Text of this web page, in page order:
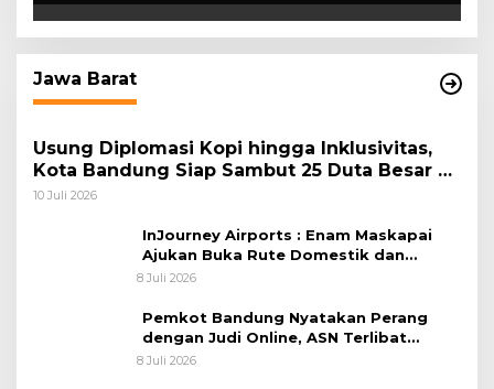
Jawa Barat
Usung Diplomasi Kopi hingga Inklusivitas,
Kota Bandung Siap Sambut 25 Duta Besar di
Festival Asia Afrika 2026
10 Juli 2026
InJourney Airports : Enam Maskapai
Ajukan Buka Rute Domestik dan
Internasional dari Bandara Husein
8 Juli 2026
Pemkot Bandung Nyatakan Perang
dengan Judi Online, ASN Terlibat
Terancam Dipecat Tidak Hormat
8 Juli 2026